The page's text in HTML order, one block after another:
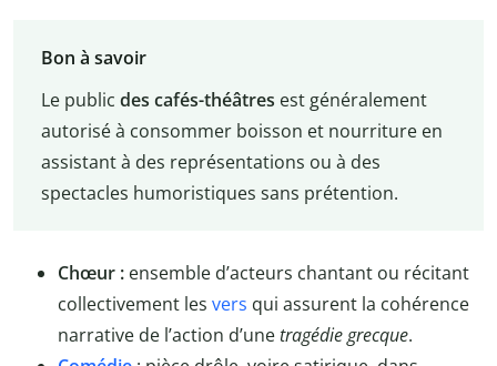
Bon à savoir
Le public des cafés-théâtres est généralement
autorisé à consommer boisson et nourriture en
assistant à des représentations ou à des
spectacles humoristiques sans prétention.
Chœur : ensemble d’acteurs chantant ou récitant
collectivement les vers qui assurent la cohérence
narrative de l’action d’unetragédie grecque.